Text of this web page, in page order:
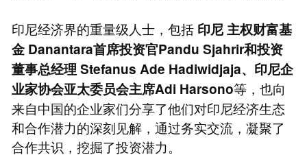
印尼经济界的重量级人士，包括 印尼主权财富基
金 Danantara首席投资官Pandu Sjahrir和投资
董事总经理 Stefanus Ade Hadiwidjaja、印尼企
业家协会亚太委员会主席Adi Harsono等，也向
来自中国的企业家们分享了他们对印尼经济生态
和合作潜力的深刻见解，通过务实交流，凝聚了
合作共识，挖掘了投资潜力。